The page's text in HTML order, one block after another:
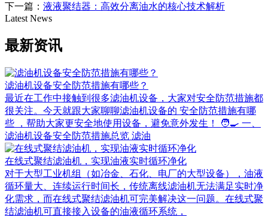
下一篇： 液液聚结器：高效分离油水的核心技术解析
Latest News
最新资讯
滤油机设备安全防范措施有哪些？
最近在工作中接触到很多滤油机设备，大家对安全防范措施都
很关注。今天就跟大家聊聊滤油机设备的 安全防范措施有哪
些 ，帮助大家更安全地使用设备，避免意外发生！ 🧑‍🍳 一、
滤油机设备安全防范措施总览 滤油
在线式聚结滤油机，实现油液实时循环净化
对于大型工业机组（如冶金、石化、电厂的大型设备），油液
循环量大、连续运行时间长，传统离线滤油机无法满足实时净
化需求，而在线式聚结滤油机可完美解决这一问题。在线式聚
结滤油机可直接接入设备的油液循环系统，